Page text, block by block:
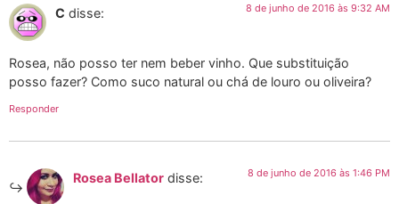
C disse: 8 de junho de 2016 às 9:32 AM
Rosea, não posso ter nem beber vinho. Que substituição
posso fazer? Como suco natural ou chá de louro ou oliveira?
Responder
Rosea Bellator disse: 8 de junho de 2016 às 1:46 PM